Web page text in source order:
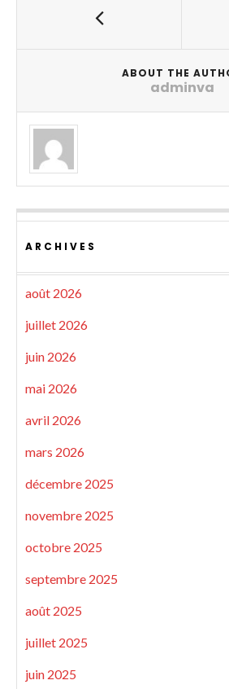
ABOUT THE
adminva
ARCHIVES
août 2026
juillet 2026
juin 2026
mai 2026
avril 2026
mars 2026
décembre 2025
novembre 2025
octobre 2025
septembre 2025
août 2025
juillet 2025
juin 2025